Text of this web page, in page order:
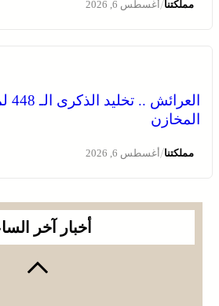
مملكتنا/أغسطس 6, 2026
المخازن
مملكتنا/أغسطس 6, 2026
أخبار آخر
المجلس الوطني لحقوق الإنسان